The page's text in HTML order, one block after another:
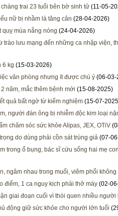
trai 23 tuổi bên bờ sinh tử (11-05-
nữ bị nhầm là tăng cân (28-04-2026)
quỵ mùa nắng nóng (24-04-2026)
trào lưu mạng đến những ca nhập viện,
6 kg (15-03-2026)
văn phòng nhưng ít được chú ý (06-03-
năm, mắc thêm bệnh mới (15-08-2025)
quả bất ngờ từ kiểm nghiệm (15-07-
người đàn ông bị nhiễm độc kim loại
chăm sóc sức khỏe Alipas, JEX, OTiV
do dùng phải cồn sát trùng giả (07-
trong ổ bụng, bác sĩ cứu sống hai mẹ
ngâm nhau trong muối, viêm phổi không
điểm, 1 ca nguy kịch phải thở máy (02-
giai đoạn cuối vì thói quen nhiều người
động giữ sức khỏe cho người lớn tuổi